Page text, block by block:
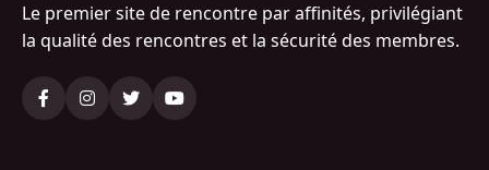
Le premier site de rencontre par affinités, privilégiant
la qualité des rencontres et la sécurité des membres.